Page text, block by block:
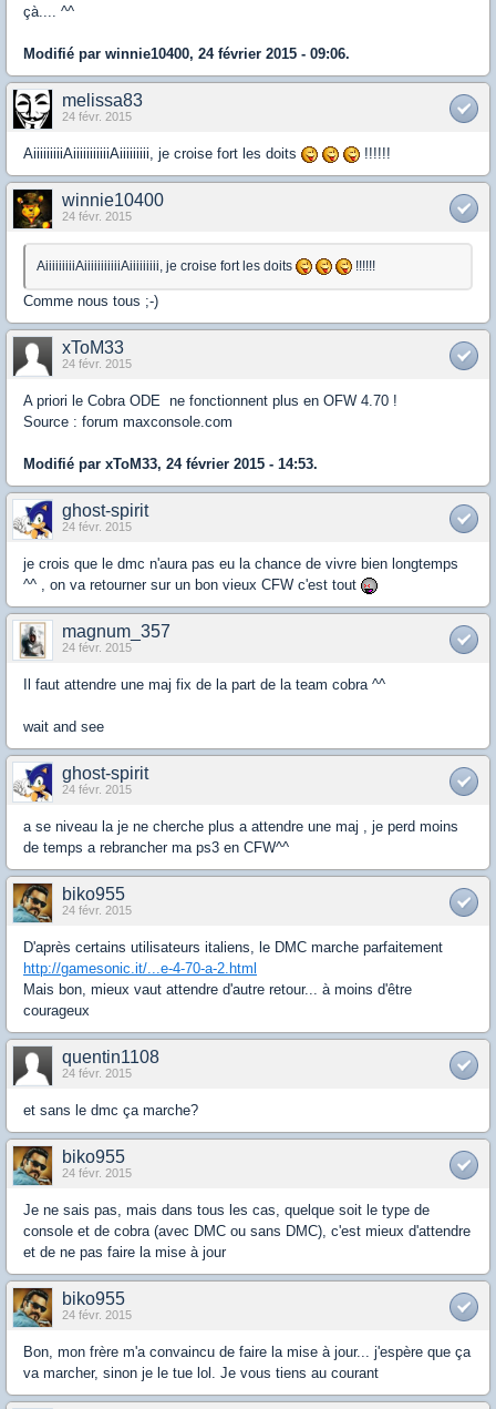
çà.... ^^
Modifié par winnie10400, 24 février 2015 - 09:06.
melissa83
24 févr. 2015
AiiiiiiiiiAiiiiiiiiiiiAiiiiiiiii, je croise fort les doits !!!!!!
winnie10400
24 févr. 2015
AiiiiiiiiiAiiiiiiiiiiiAiiiiiiiii, je croise fort les doits !!!!!!
Comme nous tous ;-)
xToM33
24 févr. 2015
A priori le Cobra ODE ne fonctionnent plus en OFW 4.70 !
Source : forum maxconsole.com
Modifié par xToM33, 24 février 2015 - 14:53.
ghost-spirit
24 févr. 2015
je crois que le dmc n'aura pas eu la chance de vivre bien longtemps
^^ , on va retourner sur un bon vieux CFW c'est tout
magnum_357
24 févr. 2015
Il faut attendre une maj fix de la part de la team cobra ^^
wait and see
ghost-spirit
24 févr. 2015
a se niveau la je ne cherche plus a attendre une maj , je perd moins
de temps a rebrancher ma ps3 en CFW^^
biko955
24 févr. 2015
D'après certains utilisateurs italiens, le DMC marche parfaitement
http://gamesonic.it/...e-4-70-a-2.html
Mais bon, mieux vaut attendre d'autre retour... à moins d'être
courageux
quentin1108
24 févr. 2015
et sans le dmc ça marche?
biko955
24 févr. 2015
Je ne sais pas, mais dans tous les cas, quelque soit le type de
console et de cobra (avec DMC ou sans DMC), c'est mieux d'attendre
et de ne pas faire la mise à jour
biko955
24 févr. 2015
Bon, mon frère m'a convaincu de faire la mise à jour... j'espère que ça
va marcher, sinon je le tue lol. Je vous tiens au courant